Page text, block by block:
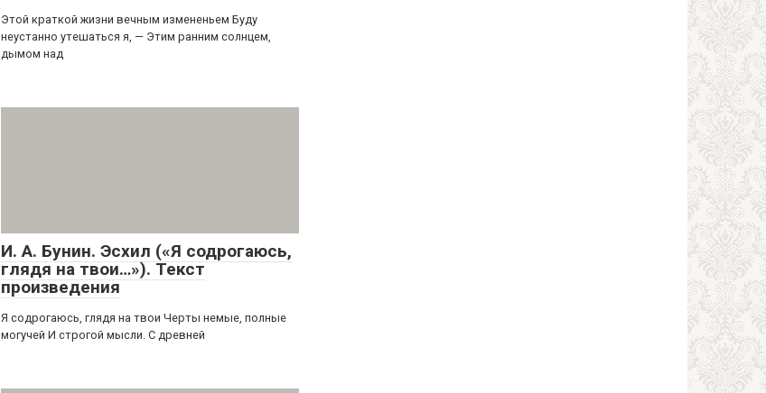
Этой краткой жизни вечным измененьем Буду
неустанно утешаться я, — Этим ранним солнцем,
дымом над
И. А. Бунин. Эсхил («Я содрогаюсь,
глядя на твои…»). Текст
произведения
Я содрогаюсь, глядя на твои Черты немые, полные
могучей И строгой мысли. С древней